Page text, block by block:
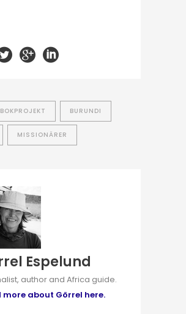
BOKPROJEKT BURUNDI
MISSIONÄRER
Espelund
author and Africa guide.
more about Görrel here.